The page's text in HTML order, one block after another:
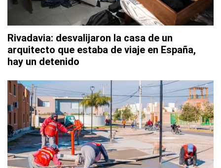
Rivadavia: desvalijaron la casa de un
arquitecto que estaba de viaje en España,
hay un detenido